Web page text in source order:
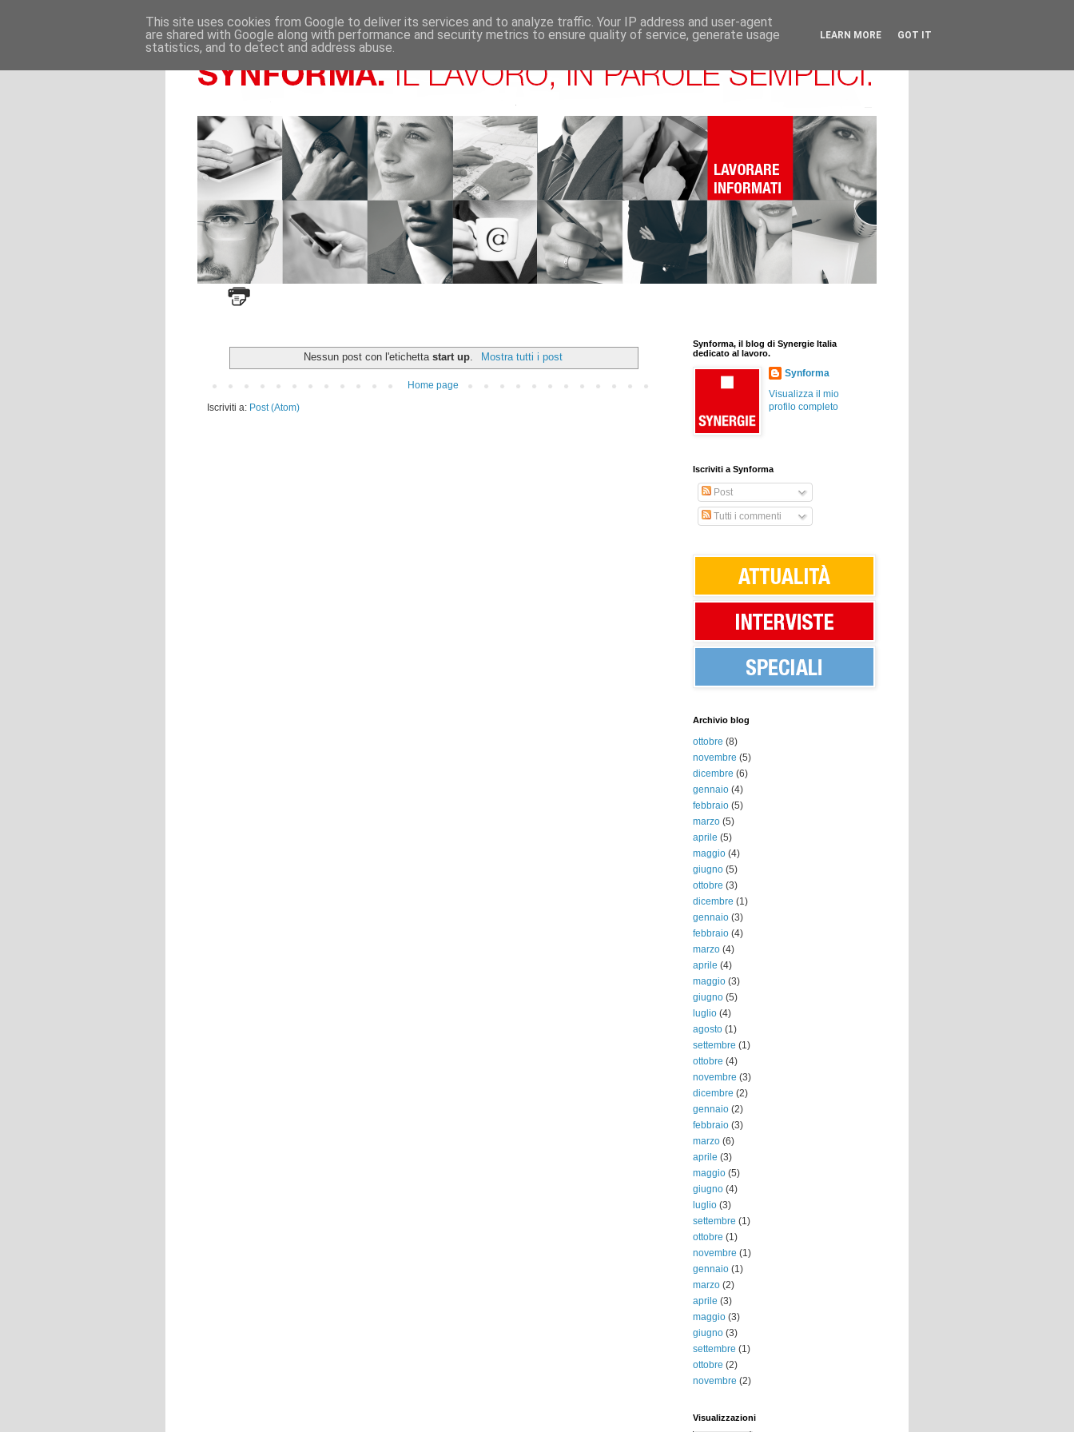
Nessun post con l'etichettastart up Mostra tutti i post
Home page
Iscriviti a: Post (Atom)
Synforma, il blog di Synergie Italia
dedicato al lavoro.
Synforma
Visualizza il mio
profilo completo
Iscriviti a Synforma
Post
Tutti i commenti
Archivio blog
ottobre (8)
novembre (5)
dicembre (6)
gennaio (4)
febbraio (5)
marzo (5)
aprile (5)
maggio (4)
giugno (5)
ottobre (3)
dicembre (1)
gennaio (3)
febbraio (4)
marzo (4)
aprile (4)
maggio (3)
giugno (5)
luglio (4)
agosto (1)
settembre (1)
ottobre (4)
novembre (3)
dicembre (2)
gennaio (2)
febbraio (3)
marzo (6)
aprile (3)
maggio (5)
giugno (4)
luglio (3)
settembre (1)
ottobre (1)
novembre (1)
gennaio (1)
marzo (2)
aprile (3)
maggio (3)
giugno (3)
settembre (1)
ottobre (2)
novembre (2)
Visualizzazioni
This site uses cookies from Google to deliver its services and to analyze traffic. Your IP address and user-agent
are shared with Google along with performance and security metrics to ensure quality of service, generate usage
statistics, and to detect and address abuse.
LEARN MORE GOT IT